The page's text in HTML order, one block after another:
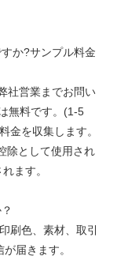
か?サンプル料金
社営業までお問い
無料です。(1-5
金を収集します。
除として使用され
ます。
刷色、素材、取引
届きます。